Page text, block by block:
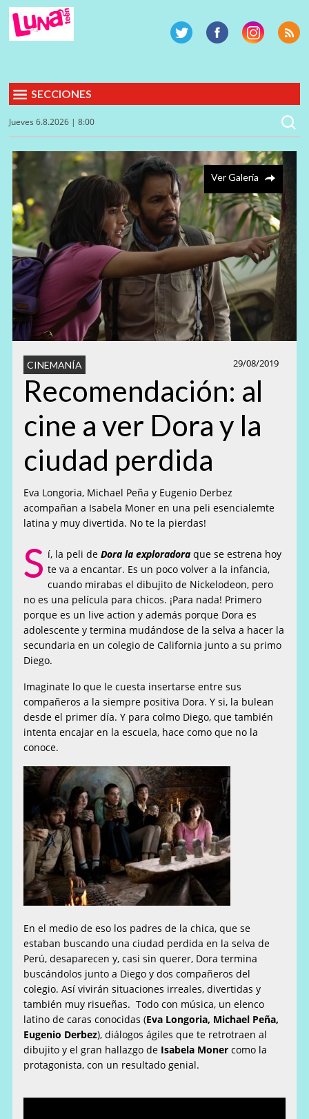
SECCIONES
Jueves 6.8.2026 | 8:00
Ver Galería
29/08/2019
CINEMANÍA
Recomendación: al
cine a ver Dora y la
ciudad perdida
Eva Longoria, Michael Peña y Eugenio Derbez
acompañan a Isabela Moner en una peli esencialemte
latina y muy divertida. No te la pierdas!
S í, la peli deDora la exploradora que se estrena hoy
te va a encantar. Es un poco volver a la infancia,
cuando mirabas el dibujito de Nickelodeon, pero
no es una película para chicos. ¡Para nada! Primero
porque es un live action y además porque Dora es
adolescente y termina mudándose de la selva a hacer la
secundaria en un colegio de California junto a su primo
Diego.
Imaginate lo que le cuesta insertarse entre sus
compañeros a la siempre positiva Dora. Y si, la bulean
desde el primer día. Y para colmo Diego, que también
intenta encajar en la escuela, hace como que no la
conoce.
En el medio de eso los padres de la chica, que se
estaban buscando una ciudad perdida en la selva de
Perú, desaparecen y, casi sin querer, Dora termina
buscándolos junto a Diego y dos compañeros del
colegio. Así vivirán situaciones irreales, divertidas y
también muy risueñas. Todo con música, un elenco
latino de caras conocidas (Eva Longoria, Michael Peña,
Eugenio Derbez), diálogos ágiles que te retrotraen al
dibujito y el gran hallazgo de Isabela Moner como la
protagonista, con un resultado genial.